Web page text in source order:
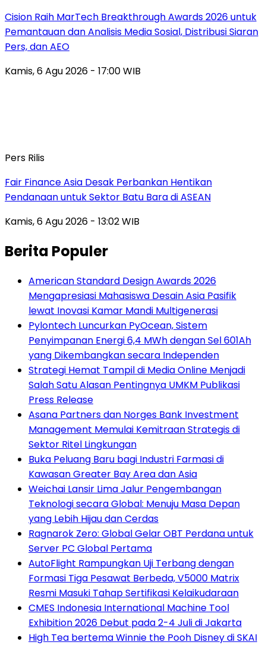
Cision Raih MarTech Breakthrough Awards 2026 untuk
Pemantauan dan Analisis Media Sosial, Distribusi Siaran
Pers, dan AEO
Kamis, 6 Agu 2026 - 17:00 WIB
Pers Rilis
Fair Finance Asia Desak Perbankan Hentikan
Pendanaan untuk Sektor Batu Bara di ASEAN
Kamis, 6 Agu 2026 - 13:02 WIB
Berita Populer
American Standard Design Awards 2026
Mengapresiasi Mahasiswa Desain Asia Pasifik
lewat Inovasi Kamar Mandi Multigenerasi
Pylontech Luncurkan PyOcean, Sistem
Penyimpanan Energi 6,4 MWh dengan Sel 601Ah
yang Dikembangkan secara Independen
Strategi Hemat Tampil di Media Online Menjadi
Salah Satu Alasan Pentingnya UMKM Publikasi
Press Release
Asana Partners dan Norges Bank Investment
Management Memulai Kemitraan Strategis di
Sektor Ritel Lingkungan
Buka Peluang Baru bagi Industri Farmasi di
Kawasan Greater Bay Area dan Asia
Weichai Lansir Lima Jalur Pengembangan
Teknologi secara Global: Menuju Masa Depan
yang Lebih Hijau dan Cerdas
Ragnarok Zero: Global Gelar OBT Perdana untuk
Server PC Global Pertama
AutoFlight Rampungkan Uji Terbang dengan
Formasi Tiga Pesawat Berbeda, V5000 Matrix
Resmi Masuki Tahap Sertifikasi Kelaikudaraan
CMES Indonesia International Machine Tool
Exhibition 2026 Debut pada 2-4 Juli di Jakarta
High Tea bertema Winnie the Pooh Disney di SKAI